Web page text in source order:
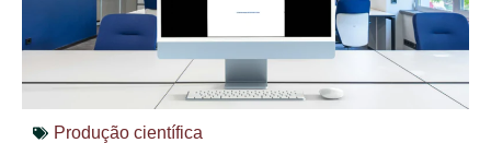
Produção científica